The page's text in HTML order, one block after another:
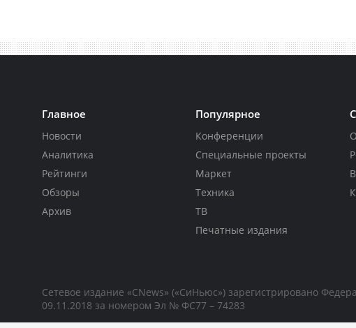
Главное
Новости
Аналитика
Рейтинги
Обзоры
Архив
Популярное
Конференции
Специальные проекты
Маркет
Техника
ТВ
Печатные издания
Сетевое издание «CNews» («СиНьюс») зарегистрировано
09.11.2018 за номером Эл № ФС77 – 74283